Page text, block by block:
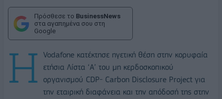
Πρόσθεσε το BusinessNews
στα αγαπημένα σου στη
Google
Η Vodafone κατέκτησε ηγετική θέση στην κορυφαία
ετήσια Λίστα ‘Α’ του μη κερδοσκοπικού
οργανισμού CDP- Carbon Disclosure Project για
την εταιρική διαφάνεια και την απόδοσή της στην